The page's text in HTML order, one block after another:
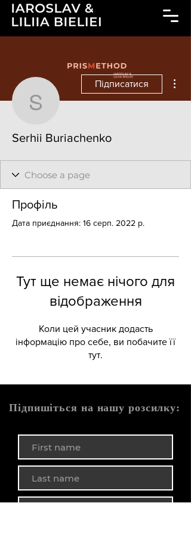
Serhii
Підписатися
Serhii Buriachenko
Профіль
Дата приєднання: 16 серп. 2022 р.
Тут ще немає нічого для
відображення
Коли цей учасник додасть
інформацію про себе, ви побачите її
тут.
Підпишіться на нашу розсилку: